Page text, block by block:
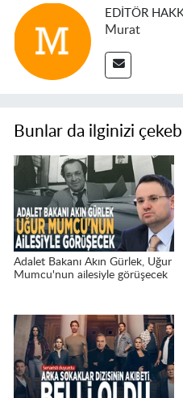
EDITÖR
Murat
Bunlar da ilginizi
Adalet Bakanı Akın Gürlek, Uğur
Mumcu'nun ailesiyle görüşecek